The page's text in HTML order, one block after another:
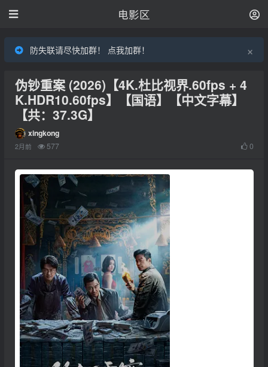
电影区
防失联请尽快加群！ 点我加群！
×
伪钞重案 (2026)【4K.杜比视界.60fps + 4
K.HDR10.60fps】【国语】【中文字幕】
【共：37.3G】
xingkong
2月前 577 0